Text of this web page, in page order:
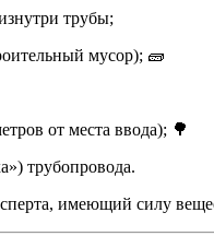
трубы;
мусор); 🧱
от места ввода); 🌳
трубопровода.
имеющий силу